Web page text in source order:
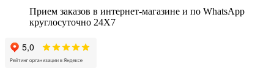
Прием заказов в интернет-магазине и по WhatsApp
круглосуточно 24X7